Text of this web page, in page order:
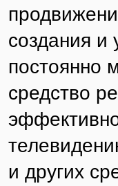
создания и
постоянно
средство
и других